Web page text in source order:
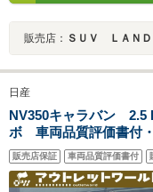
販売店： ＳＵＶ ＬＡＮ
日産
NV350キャラバン 2.5
ボ 車両品質評価書付
バックカメラ・DVD・
ETC・リアヒーター・
ヘッドライトレベライ
販売店保証 車両品質評価書付